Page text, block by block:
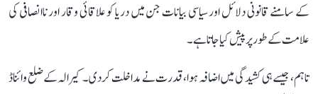
کے سامنے قانونی دلائل اور سیاسی بیانات جن میں دریا کو علاقائی وقار اور ناانصافی کی
علامت کے طور پر پیش کیا جاتا ہے۔
تاہم، جیسے ہی کشیدگی میں اضافہ ہوا، قدرت نے مداخلت کر دی۔ کیرالہ کے ضلع وائناڈ